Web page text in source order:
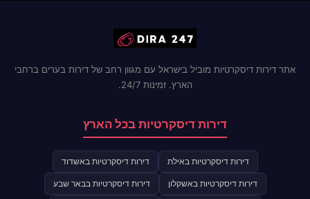
אתר דירות דיסקרטיות מוביל בישראל עם מגוון רחב של דירות בערים ברחבי
הארץ. זמינות 24/7.
דירות דיסקרטיות בכל הארץ
דירות דיסקרטיות באילת דירות דיסקרטיות באשדוד
דירות דיסקרטיות באשקלון דירות דיסקרטיות בבאר שבע